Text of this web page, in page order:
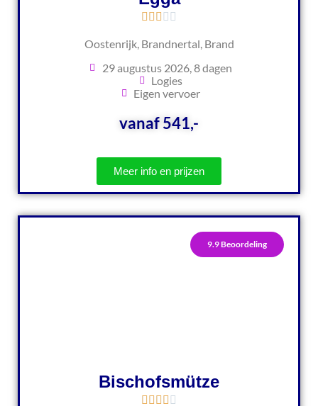
Oostenrijk, Brandnertal, Brand
29 augustus 2026, 8 dagen
Logies
Eigen vervoer
vanaf 541,-
Meer info en prijzen
9.9 Beoordeling
Bischofsmütze